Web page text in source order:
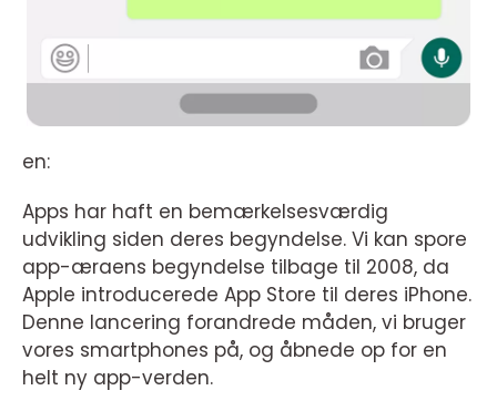
en:
Apps har haft en bemærkelsesværdig
udvikling siden deres begyndelse. Vi kan spore
app-æraens begyndelse tilbage til 2008, da
Apple introducerede App Store til deres iPhone.
Denne lancering forandrede måden, vi bruger
vores smartphones på, og åbnede op for en
helt ny app-verden.